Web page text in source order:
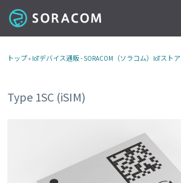
製品
事例
料金
ドキュメント
導入支援
IoTストア
最新情報
トップ» IoTデバイス通販 - SORACOM（ソラコム）IoTストア
Type 1SC (iSIM)